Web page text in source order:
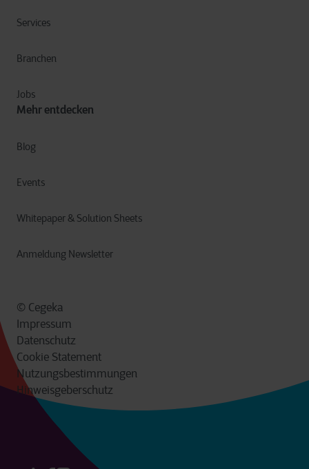
Services
Branchen
Jobs
Mehr entdecken
Blog
Events
Whitepaper & Solution Sheets
Anmeldung Newsletter
© Cegeka
Impressum
Datenschutz
Cookie Statement
Nutzungsbestimmungen
Hinweisgeberschutz